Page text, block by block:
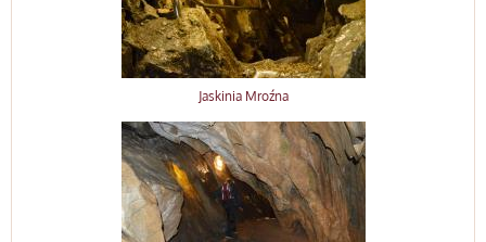
Jaskinia Mroźna